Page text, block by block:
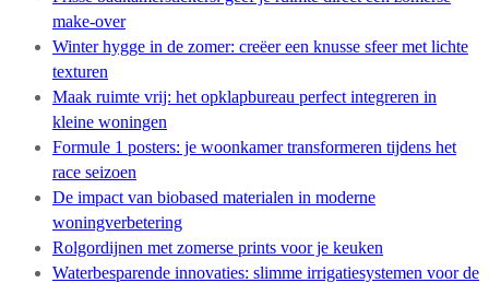
make-over
Winter hygge in de zomer: creëer een knusse sfeer met lichte
texturen
Maak ruimte vrij: het opklapbureau perfect integreren in
kleine woningen
Formule 1 posters: je woonkamer transformeren tijdens het
race seizoen
De impact van biobased materialen in moderne
woningverbetering
Rolgordijnen met zomerse prints voor je keuken
Waterbesparende innovaties: slimme irrigatiesystemen voor de